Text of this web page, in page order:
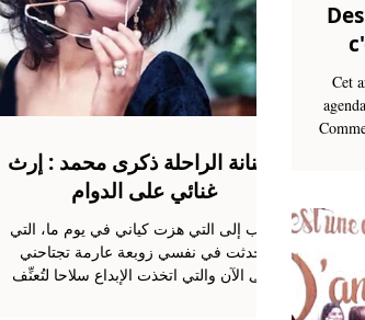
الفنانة الراحلة ذكرى محمد : إرث
غنائي على الدوام
اكتب إلى التي هزت كياني في يوم ما، التي
أحدثت في نفسي زوبعة عارمة تجتاحني
حتى الآن والتي اتخذت الإبداع سلاحا لتُعنِّف
Cet